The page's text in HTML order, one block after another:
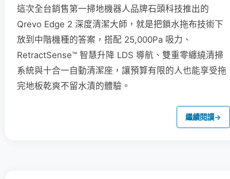
這次全台銷售第一掃地機器人品牌石頭科技推出的
Qrevo Edge 2 深度清潔大師，就是把鎖水拖布技術下
放到中階機種的答案，搭配 25,000Pa 吸力、
RetractSense™ 智慧升降 LDS 導航、雙重零纏繞清掃
系統與十合一自動清潔座，讓預算有限的人也能享受拖
完地板乾爽不留水漬的體驗。
繼續閱讀→